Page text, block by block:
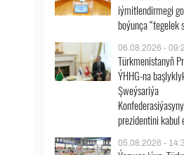
iýmitlendirmegi
boýunça “tegelek
06.08.2026 -
Türkmenistanyň
ÝHHG-na
Şweýsariýa
prezidentini kabul
05.08.2026 -